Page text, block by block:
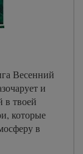
Весенний
и
в твоей
которые
в